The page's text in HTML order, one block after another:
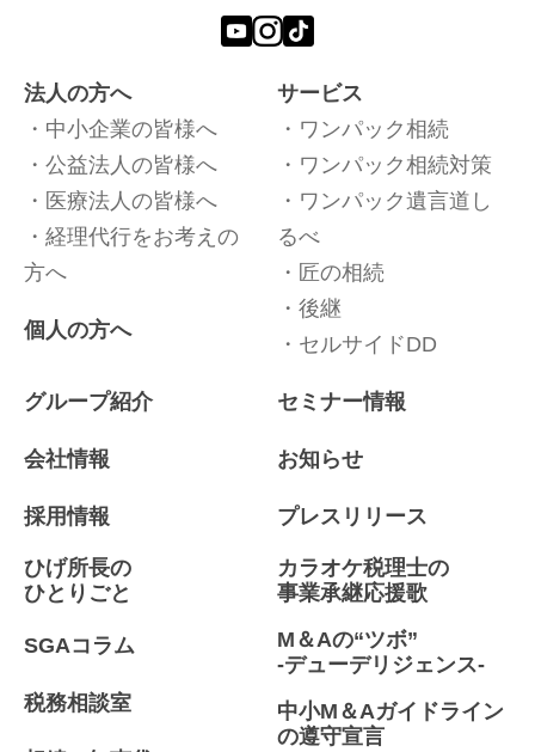
法人の方へ
中小企業の皆様へ
公益法人の皆様へ
医療法人の皆様へ
経理代行をお考えの
方へ
個人の方へ
サービス
ワンパック相続
ワンパック相続対策
ワンパック遺言道し
るべ
匠の相続
後継
セルサイドDD
グループ紹介
会社情報
採用情報
セミナー情報
お知らせ
プレスリリース
ひげ所長の
ひとりごと
SGAコラム
税務相談室
カラオケ税理士の
事業承継応援歌
M＆Aの“ツボ”
-デューデリジェンス-
中小M＆Aガイドライン
の遵守宣言